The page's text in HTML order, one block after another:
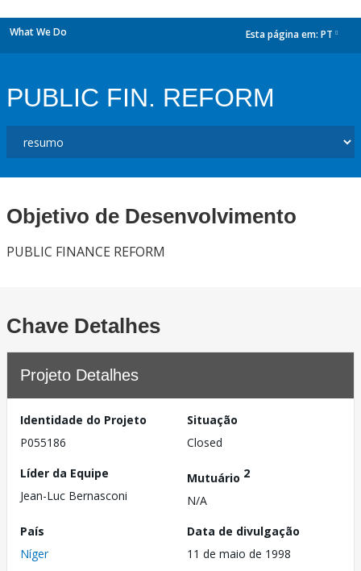
What We Do Esta página em: PT
PUBLIC FIN. REFORM
Objetivo de Desenvolvimento
PUBLIC FINANCE REFORM
Chave Detalhes
Projeto Detalhes
Identidade do Projeto
P055186
Situação
Closed
Líder da Equipe
Jean-Luc Bernasconi
Mutuário 2
N/A
País
Níger
Data de divulgação
11 de maio de 1998